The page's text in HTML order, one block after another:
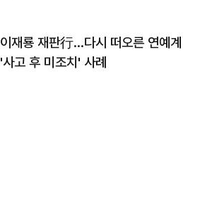
이재룡 재판行…다시 떠오른 연예계
'사고 후 미조치' 사례